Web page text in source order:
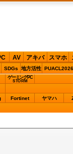
AV アキバ スマホ
SDGs 地方活性 PUACL2026
ゲーミングPC
STORM
Fortinet ヤマハ